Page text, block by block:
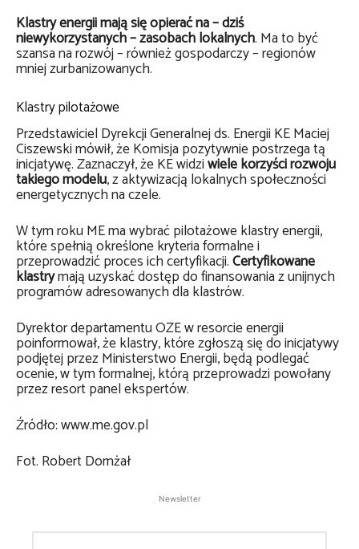
Klastry energii mają się opierać na – dziś
niewykorzystanych – zasobach lokalnych. Ma to być
szansa na rozwój – również gospodarczy – regionów
mniej zurbanizowanych.
Klastry pilotażowe
Przedstawiciel Dyrekcji Generalnej ds. Energii KE Maciej
Ciszewski mówił, że Komisja pozytywnie postrzega tą
inicjatywę. Zaznaczył, że KE widziwiele korzyści rozwoju
takiego modelu, z aktywizacją lokalnych społeczności
energetycznych na czele.
W tym roku ME ma wybrać pilotażowe klastry energii,
które spełnią określone kryteria formalne i
przeprowadzić proces ich certyfikacji.Certyfikowane
klastrymają uzyskać dostęp do finansowania z unijnych
programów adresowanych dla klastrów.
Dyrektor departamentu OZE w resorcie energii
poinformował, że klastry, które zgłoszą się do inicjatywy
podjętej przez Ministerstwo Energii, będą podlegać
ocenie, w tym formalnej, którą przeprowadzi powołany
przez resort panel ekspertów.
Źródło: www.me.gov.pl
Fot. Robert Domżał
Newsletter